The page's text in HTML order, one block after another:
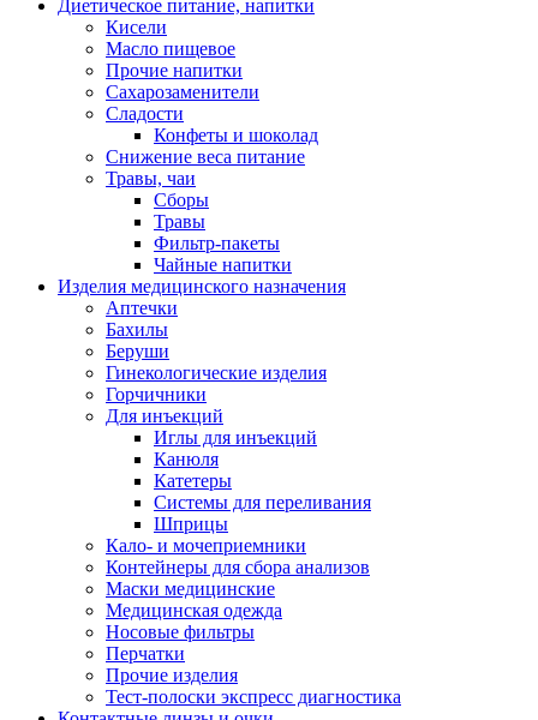
Диетическое питание, напитки
Кисели
Масло пищевое
Прочие напитки
Сахарозаменители
Сладости
Конфеты и шоколад
Снижение веса питание
Травы, чаи
Сборы
Травы
Фильтр-пакеты
Чайные напитки
Изделия медицинского назначения
Аптечки
Бахилы
Беруши
Гинекологические изделия
Горчичники
Для инъекций
Иглы для инъекций
Канюля
Катетеры
Системы для переливания
Шприцы
Кало- и мочеприемники
Контейнеры для сбора анализов
Маски медицинские
Медицинская одежда
Носовые фильтры
Перчатки
Прочие изделия
Тест-полоски экспресс диагностика